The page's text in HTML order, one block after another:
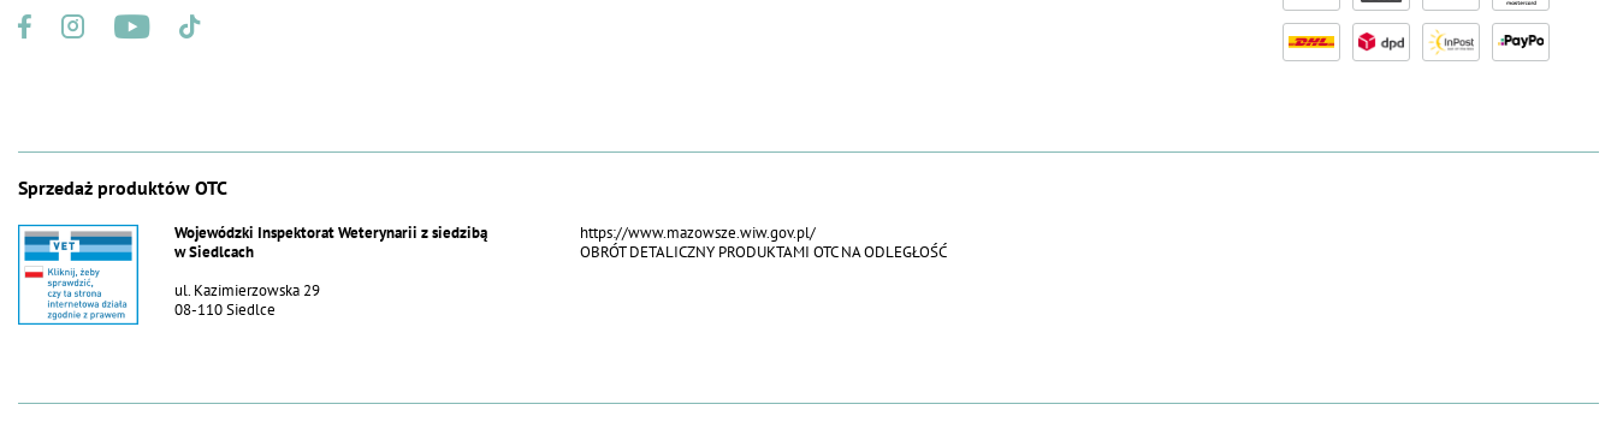
Sprzedaż produktów OTC
Wojewódzki Inspektorat Weterynarii z siedzibą
w Siedlcach
ul. Kazimierzowska 29
08-110 Siedlce
https://www.mazowsze.wiw.gov.pl/
OBRÓT DETALICZNY PRODUKTAMI OTC NA ODLEGŁOŚĆ